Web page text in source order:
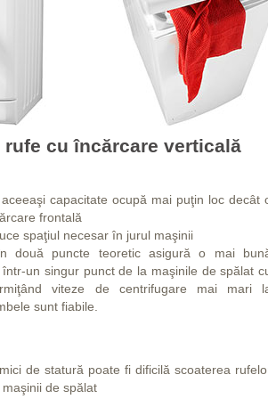
cu încărcare verticală
capacitate ocupă mai puţin loc decât
frontală
spaţiul necesar în jurul maşinii
două puncte teoretic asigură o mai
un singur punct de la maşinile de spălat
viteze de centrifugare mai mari
sunt fiabile.
de statură poate fi dificilă scoaterea
de spălat